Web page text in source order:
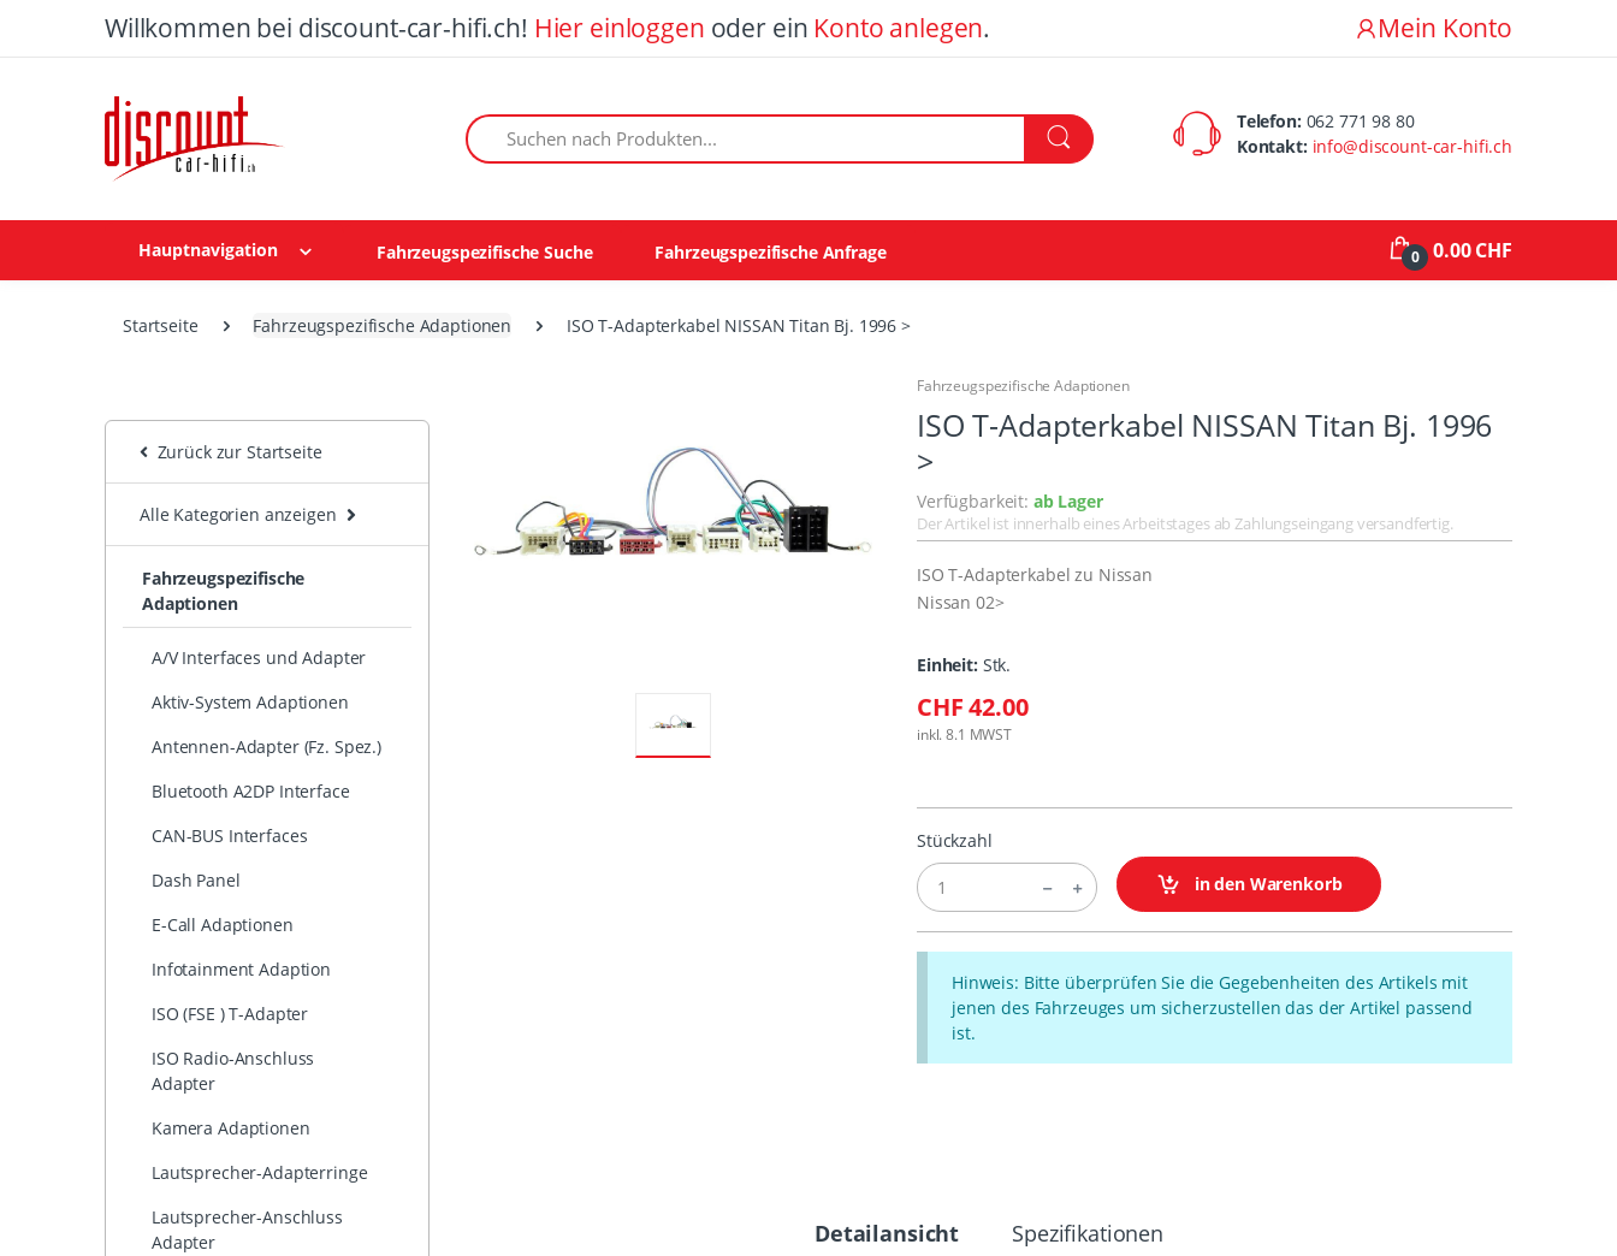
Willkommen bei discount-car-hifi.ch! Hier einloggen oder ein Konto anlegen. Mein Konto
Suchen nach Produkten: Telefon: 062 771 98 80
Kontakt: info@discount-car-hifi.ch
Hauptnavigation Fahrzeugspezifische Suche Fahrzeugspezifische Anfrage 0 0.00 CHF
Startseite Fahrzeugspezifische Adaptionen ISO T-Adapterkabel NISSAN Titan Bj. 1996 >
Zurück zur Startseite
Alle Kategorien anzeigen
Fahrzeugspezifische
Adaptionen
A/V Interfaces und Adapter
Aktiv-System Adaptionen
Antennen-Adapter (Fz. Spez.)
Bluetooth A2DP Interface
CAN-BUS Interfaces
Dash Panel
E-Call Adaptionen
Infotainment Adaption
ISO (FSE ) T-Adapter
ISO Radio-Anschluss
Adapter
Kamera Adaptionen
Lautsprecher-Adapterringe
Lautsprecher-Anschluss
Adapter
Fahrzeugspezifische Adaptionen
ISO T-Adapterkabel NISSAN Titan Bj. 1996
>
Verfügbarkeit: ab Lager
Der Artikel ist innerhalb eines Arbeitstages ab Zahlungseingang versandfertig.
ISO T-Adapterkabel zu Nissan
Nissan 02>
Einheit: Stk.
CHF 42.00
inkl. 8.1 MWST
Stückzahl
in den Warenkorb
Hinweis: Bitte überprüfen Sie die Gegebenheiten des Artikels mit
jenen des Fahrzeuges um sicherzustellen das der Artikel passend
ist.
Detailansicht Spezifikationen